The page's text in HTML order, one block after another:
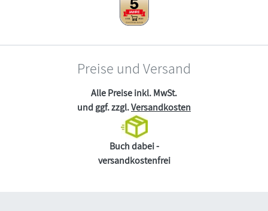
Preise und Versand
Alle Preise inkl. MwSt.
und ggf. zzgl.Versandkosten
Buch dabei -
versandkostenfrei